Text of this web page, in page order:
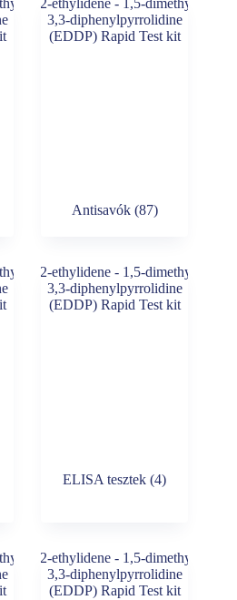
Antisavók (87)
ELISA tesztek(4)